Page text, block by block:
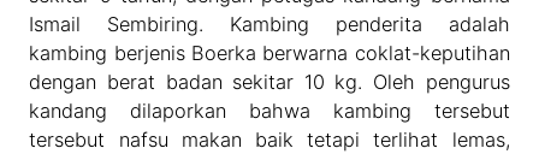
Ismail Sembiring. Kambing penderita adalah
kambing berjenis Boerka berwarna coklat-keputihan
dengan berat badan sekitar 10 kg. Oleh pengurus
kandang dilaporkan bahwa kambing tersebut
tersebut nafsu makan baik tetapi terlihat lemas,